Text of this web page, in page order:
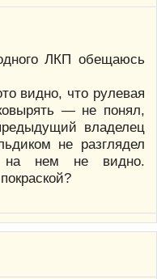
ЛКП обещаюсь
видно, что рулевая
— не понял,
владелец
не разглядел
нем не видно.